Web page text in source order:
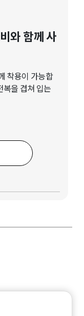
와 함께 사
착용이 가능합
복을 겹쳐 입는